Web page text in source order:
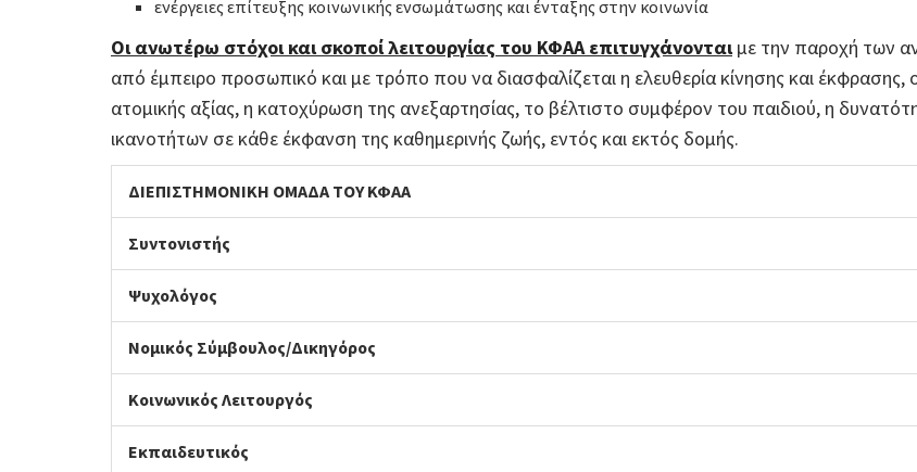
ενέργειες επίτευξης κοινωνικής ενσωμάτωσης και ένταξης στην κοινωνία
Οι ανωτέρω στόχοι και σκοποί λειτουργίας του ΚΦΑΑ επιτυγχάνονταιμε την παροχή των
από έμπειρο προσωπικό και με τρόπο που να διασφαλίζεται η ελευθερία κίνησης και
ατομικής αξίας, η κατοχύρωση της ανεξαρτησίας, το βέλτιστο συμφέρον του παιδιού, η
ικανοτήτων σε κάθε έκφανση της καθημερινής ζωής, εντός και εκτός δομής.
ΔΙΕΠΙΣΤΗΜΟΝΙΚΗ ΟΜΑΔΑ ΤΟΥ ΚΦΑΑ
Συντονιστής
Ψυχολόγος
Νομικός Σύμβουλος/Δικηγόρος
Κοινωνικός Λειτουργός
Εκπαιδευτικός